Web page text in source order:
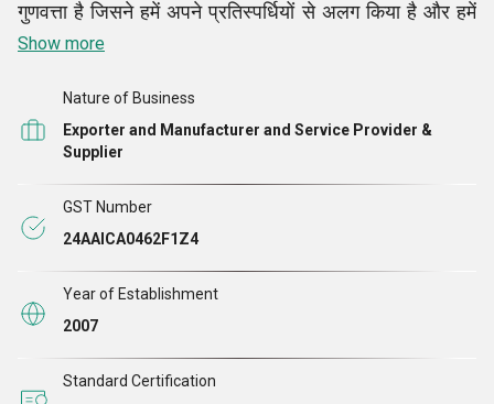
गुणवत्ता है जिसने हमें अपने प्रतिस्पर्धियों से अलग किया है और हमें
व्यापक ग्राहक आधार आकर्षित करने में सक्षम बनाया है। हमारे
एक अग्रणी नाम के रूप में उभरे हैं। हमारे संयुक्त प्रयासों ने हमें
ग्राहकों की संतुष्टि प्राप्त करने और उनके साथ दीर्घकालिक संबंध
आधुनिक सुविधाओं के कारण, हम अपनी पेशकशों की गुणवत्ता से
समझौता किए बिना कड़े समय सीमा को भी पूरा करने में सक्षम हैं
डोरस्टेप डिलीवरीइस तथ्य को
समझते हुए कि हमारे ग्राहकों का व्यस्त कार्यक्रम है, हम उत्पादों की
Show more
Nature of Business
Exporter and Manufacturer and Service Provider &
Supplier
GST Number
24AAICA0462F1Z4
Year of Establishment
2007
Standard Certification